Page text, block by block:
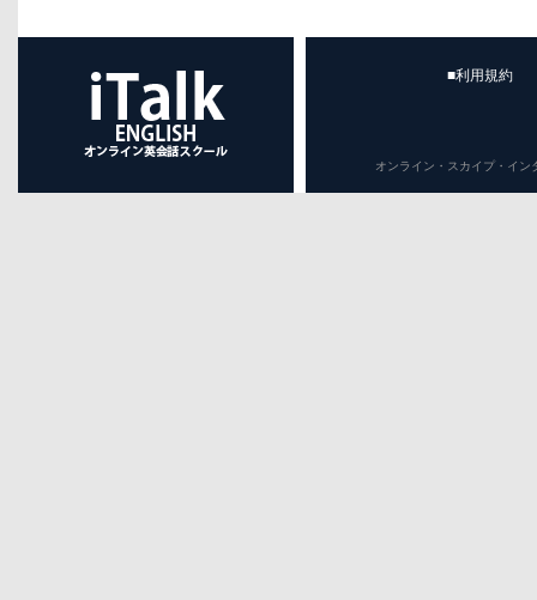
■利用規約
オンライン・スカイプ・イ